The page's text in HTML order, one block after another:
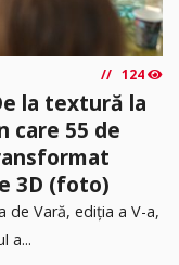
124
la textură la
care 55 de
3D (foto)
de Vară, ediția a V-a,
a...